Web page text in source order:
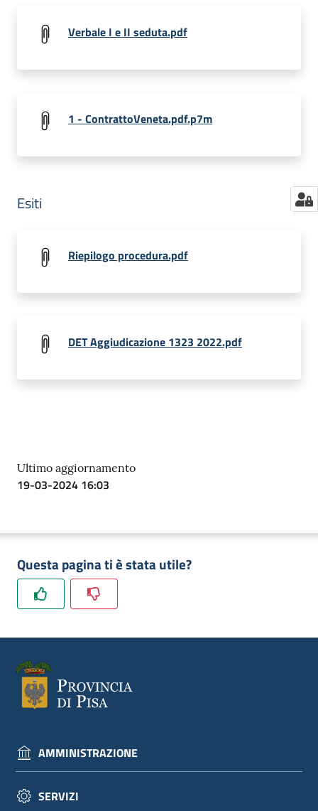
Verbale I e II seduta.pdf
1 - ContrattoVeneta.pdf.p7m
Esiti
Riepilogo procedura.pdf
DET Aggiudicazione 1323 2022.pdf
Ultimo aggiornamento
19-03-2024 16:03
Questa pagina ti è stata utile?
AMMINISTRAZIONE
SERVIZI